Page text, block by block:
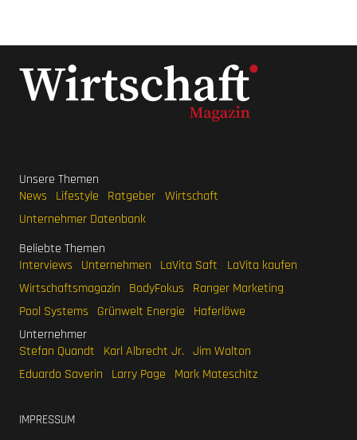
Unsere Themen
News
Lifestyle Ratgeber Wirtschaft
Unternehmer Datenbank
Beliebte Themen
Interviews
Unternehmen LaVita Saft
LaVita kaufen
Wirtschaftsmagazin
BodyFokus
Ranger Marketing
Pool Systems
Grünwelt Energie
Haferlöwe
Unternehmer
Stefan Quandt
Karl Albrecht Jr. Jim Walton
Eduardo Saverin
Larry Page Mark Mateschitz
IMPRESSUM